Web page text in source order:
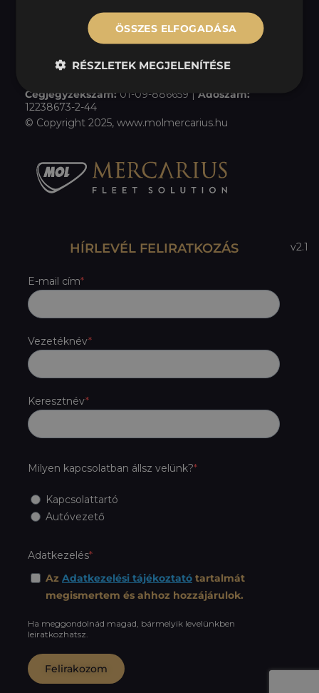
Mercarius Flottakezelő Kft.
Központi iroda:1139 Budapest, Lomb utca 30-32.
Cégjegyzékszám: 01-09-886659 | Adószám:
12238673-2-44
© Copyright 2025, www.molmercarius.hu
v2.1
HÍRLEVÉL FELIRATKOZÁS
E-mail cím
Vezetéknév
Keresztnév
Milyen kapcsolatban állsz velünk?
Kapcsolattartó
Autóvezető
Adatkezelés
Az Adatkezelési tájékoztató tartalmát
megismertem és ahhoz hozzájárulok.
Ha meggondolnád magad, bármelyik levelünkben
leiratkozhatsz.
Felirakozom
ÖSSZES ELFOGADÁSA
RÉSZLETEK MEGJELENÍTÉSE